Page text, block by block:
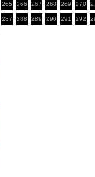
265 266 267 268 269 270
287 288 289 290 291 292